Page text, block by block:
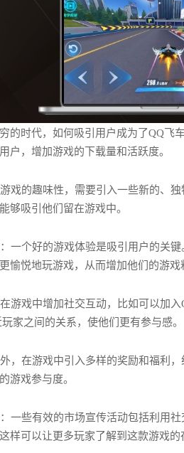
的时代，如何吸引用户成为了QQ飞
户，增加游戏的下载量和活跃度。
戏的趣味性，需要引入一些新的、
够吸引他们留在游戏中。
一个好的游戏体验是吸引用户的关
愉悦地玩游戏，从而增加他们的游戏
游戏中增加社交互动，比如可以加
家之间的关系，使他们更有参与感。
，在游戏中引入多样的奖励和福利
游戏参与度。
一些有效的市场宣传活动包括利用
样可以让更多玩家了解到这款游戏的